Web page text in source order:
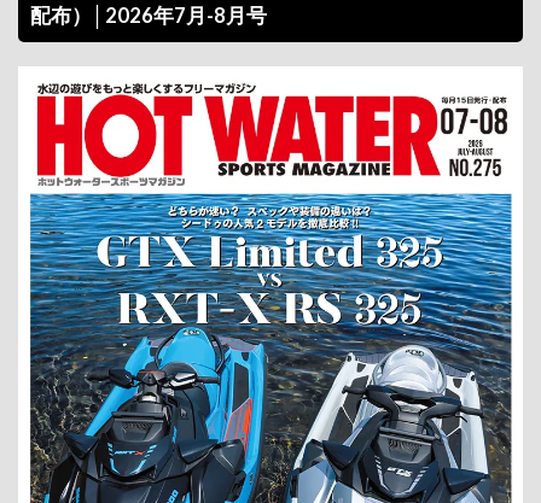
江戸川花火大会
沖縄
洗艇
洞爺湖 浜名湖
浦安マリーナ
海ゴミ
海の日 海の時間です。
海マジ
海レ協
海上保安庁
海上安全祈願
海好き！
海老原祥吾 消防艇
淀川
淡路島
清掃活動
湘南サニーサイドマリーナ
湘南合同PWCフェア
湘南合同中古艇フェア
滋賀県水上安全協会
無料体験
熊本ヤマハ
片男波ビーチ
特殊小型
特殊小型免許
特殊小型船舶操縦士免許
特殊小型船舶操縦士免許講習
猪苗代湖
琵琶湖
琵琶湖水上オートバイ安全講習
生駒 淳
白ひげビーチ
目黒川
目黒川安全航行啓発活動
配布）│2026年7月-8月号